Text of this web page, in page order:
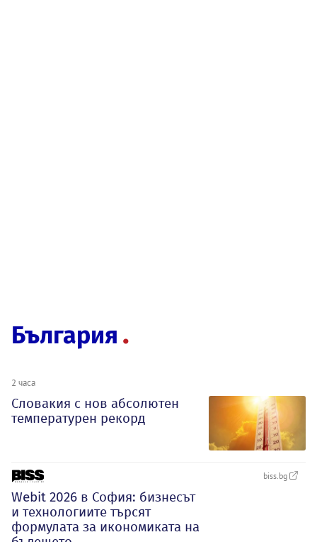
България
2 часа
Словакия с нов абсолютен
температурен рекорд
biss.bg
Webit 2026 в София: бизнесът
и технологиите търсят
формулата за икономиката на